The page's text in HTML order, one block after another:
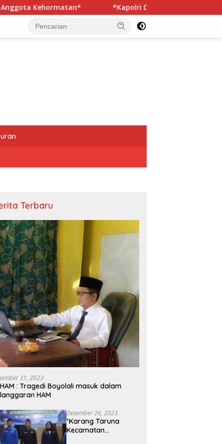
*Kapolri Dukung Dialog Penyusunan RUU
Terbaru
31, 2023
: Tragedi Boyolali masuk dalam
HAM
Desember 26, 2023
*Karang Taruna
Kecamatan